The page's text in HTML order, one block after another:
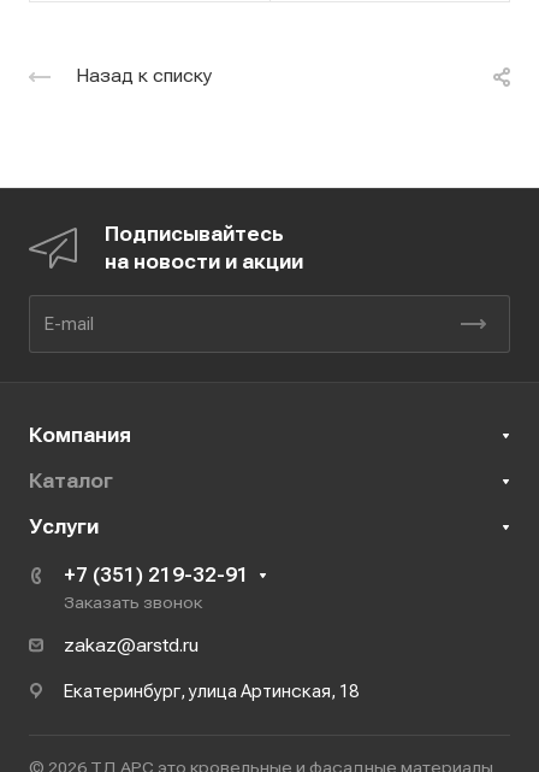
Назад к списку
Подписывайтесь
на новости и акции
Компания
Каталог
Услуги
+7 (351) 219-32-91
Заказать звонок
zakaz@arstd.ru
Екатеринбург, улица Артинская, 18
© 2026 ТД АРС это кровельные и фасадные материалы